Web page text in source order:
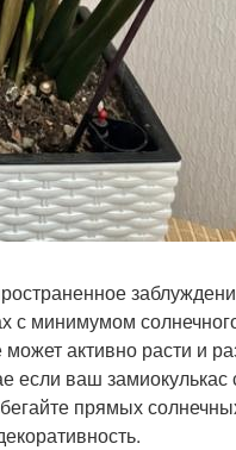
с минимумом
активно расти и
если ваш замиокулькас
прямых